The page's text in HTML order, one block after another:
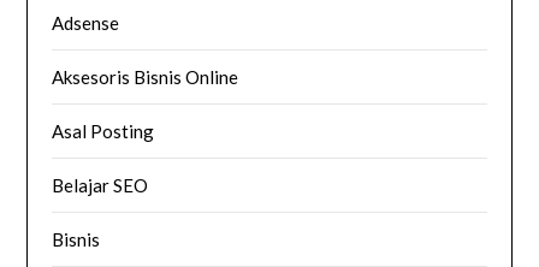
Adsense
Aksesoris Bisnis Online
Asal Posting
Belajar SEO
Bisnis